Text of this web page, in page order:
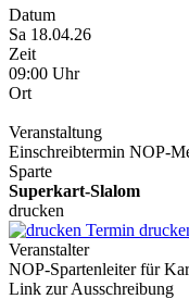
Datum
Sa 18.04.26
Zeit
09:00 Uhr
Ort
Veranstaltung
Einschreibtermin NOP-
Sparte
Superkart-Slalom
drucken
Termin
Veranstalter
NOP-Spartenleiter für
Link zur Ausschreibung